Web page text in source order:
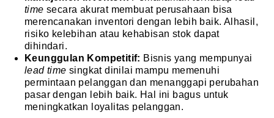
time secara akurat membuat perusahaan bisa
merencanakan inventori dengan lebih baik. Alhasil,
risiko kelebihan atau kehabisan stok dapat
dihindari.
Keunggulan Kompetitif: Bisnis yang mempunyai
lead time singkat dinilai mampu memenuhi
permintaan pelanggan dan menanggapi perubahan
pasar dengan lebih baik. Hal ini bagus untuk
meningkatkan loyalitas pelanggan.